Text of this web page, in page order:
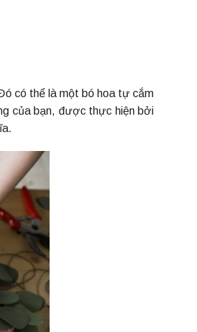
có thể là một bó hoa tự cắm
của bạn, được thực hiện bởi